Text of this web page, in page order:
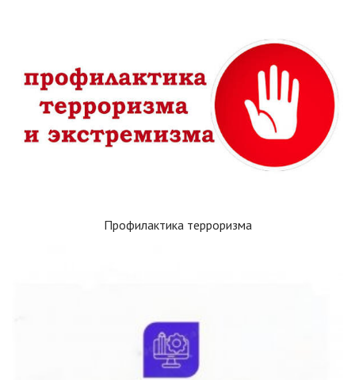
Профилактика терроризма